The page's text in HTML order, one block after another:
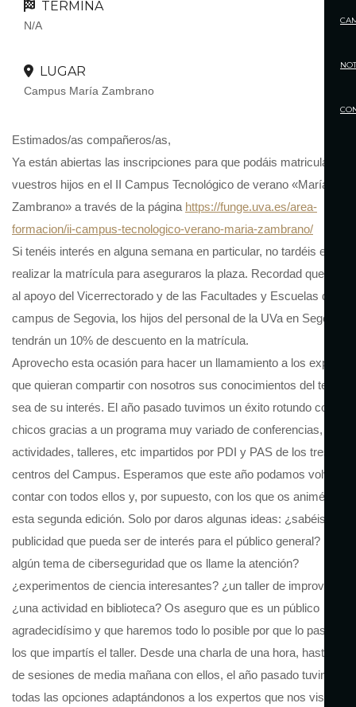
TERMINA
N/A
LUGAR
Campus María Zambrano
Estimados/as compañeros/as,
Ya están abiertas las inscripciones para que podáis matricular a
vuestros hijos en el II Campus Tecnológico de verano «María
Zambrano» a través de la página https://funge.uva.es/area-
formacion/ii-campus-tecnologico-verano-maria-zambrano/
Si tenéis interés en alguna semana en particular, no tardéis en
realizar la matrícula para aseguraros la plaza. Recordad que
al apoyo del Vicerrectorado y de las Facultades y Escuelas del
campus de Segovia, los hijos del personal de la UVa en Segovia
tendrán un 10% de descuento en la matrícula.
Aprovecho esta ocasión para hacer un llamamiento a los expertos
que quieran compartir con nosotros sus conocimientos del tema
sea de su interés. El año pasado tuvimos un éxito rotundo con los
chicos gracias a un programa muy variado de conferencias,
actividades, talleres, etc impartidos por PDI y PAS de los tres
centros del Campus. Esperamos que este año podamos volver a
contar con todos ellos y, por supuesto, con los que os animéis en
esta segunda edición. Solo por daros algunas ideas: ¿sabéis algo
publicidad que pueda ser de interés para el público general? ¿hay
algún tema de ciberseguridad que os llame la atención?
¿experimentos de ciencia interesantes? ¿un taller de
¿una actividad en biblioteca? Os aseguro que es un público
agradecidísimo y que haremos todo lo posible por que lo paséis
los que impartís el taller. Desde una charla de una hora, hasta un
de sesiones de media mañana con ellos, el año pasado tuvimos
todas las opciones adaptándonos a los expertos que nos